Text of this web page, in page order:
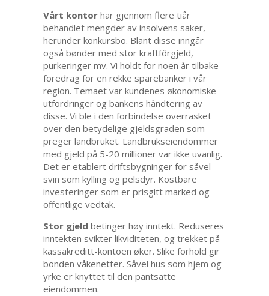
Vårt kontor har gjennom flere tiår
behandlet mengder av insolvens saker,
herunder konkursbo. Blant disse inngår
også bønder med stor kraftfôrgjeld,
purkeringer mv. Vi holdt for noen år tilbake
foredrag for en rekke sparebanker i vår
region. Temaet var kundenes økonomiske
utfordringer og bankens håndtering av
disse. Vi ble i den forbindelse overrasket
over den betydelige gjeldsgraden som
preger landbruket. Landbrukseiendommer
med gjeld på 5-20 millioner var ikke uvanlig.
Det er etablert driftsbygninger for såvel
svin som kylling og pelsdyr. Kostbare
investeringer som er prisgitt marked og
offentlige vedtak.
Stor gjeld betinger høy inntekt. Reduseres
inntekten svikter likviditeten, og trekket på
kassakreditt-kontoen øker. Slike forhold gir
bonden våkenetter. Såvel hus som hjem og
yrke er knyttet til den pantsatte
eiendommen.